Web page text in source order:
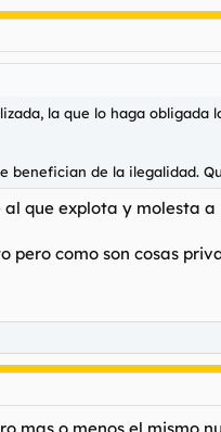
la que lo haga
benefician de la ilegalidad.
que explota y molesta a
como son cosas